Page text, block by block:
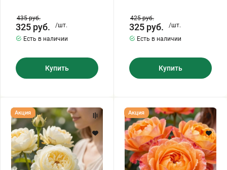
435руб.
325 руб.
/шт.
Есть в наличии
Купить
425руб.
325 руб.
/шт.
Есть в наличии
Купить
Роза
"КЛЭР
ОСТИН"
Акция
Роза
"ЛЕДИ
ЭММА
ГАМИЛЬТОН"
Акция